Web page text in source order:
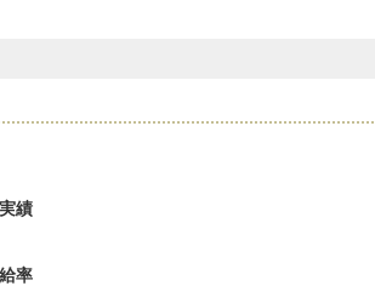
績
率